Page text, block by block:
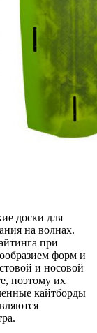
доски для
на волнах.
при
форм и
и носовой
поэтому их
кайтборды